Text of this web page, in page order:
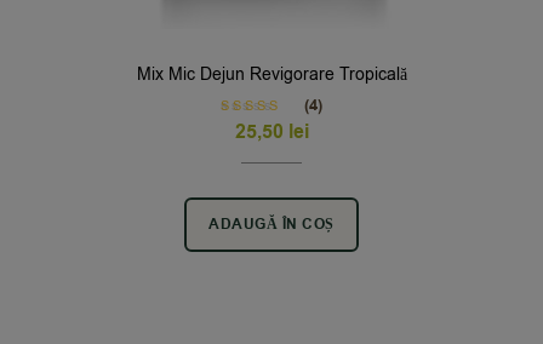
Mix Mic Dejun Revigorare Tropicală
Rated5.00
out of 5
(4)
25,50 lei
ADAUGĂ ÎN COȘ